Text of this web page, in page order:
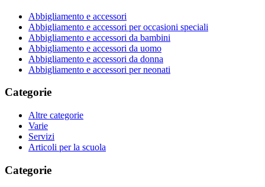
Abbigliamento e accessori
Abbigliamento e accessori per occasioni speciali
Abbigliamento e accessori da bambini
Abbigliamento e accessori da uomo
Abbigliamento e accessori da donna
Abbigliamento e accessori per neonati
Categorie
Altre categorie
Varie
Servizi
Articoli per la scuola
Categorie